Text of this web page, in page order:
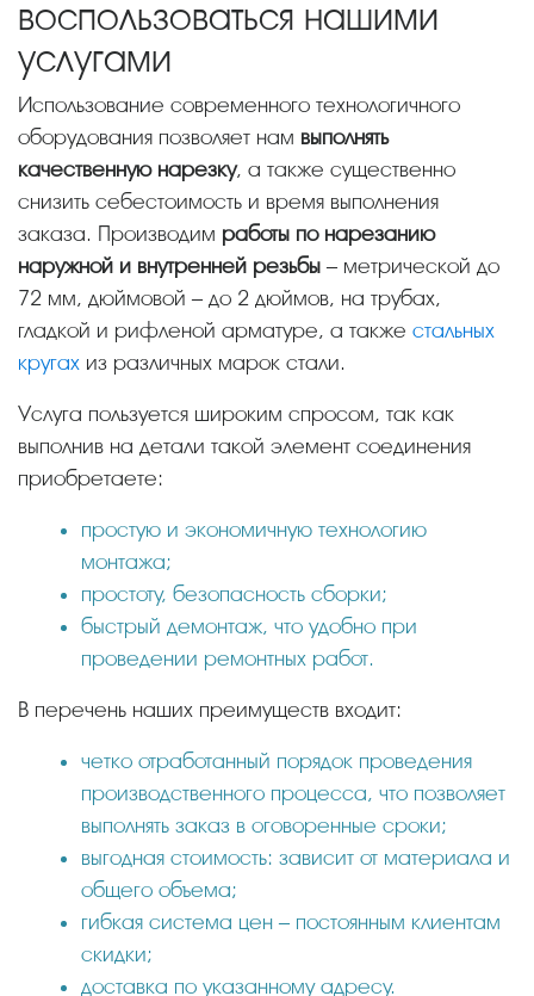
воспользоваться нашими
услугами
Использование современного технологичного
оборудования позволяет нам выполнять
качественную нарезку, а также существенно
снизить себестоимость и время выполнения
заказа. Производим работы по нарезанию
наружной и внутренней резьбы – метрической до
72 мм, дюймовой – до 2 дюймов, на трубах,
гладкой и рифленой арматуре, а также стальных
кругах из различных марок стали.
Услуга пользуется широким спросом, так как
выполнив на детали такой элемент соединения
приобретаете:
простую и экономичную технологию
монтажа;
простоту, безопасность сборки;
быстрый демонтаж, что удобно при
проведении ремонтных работ.
В перечень наших преимуществ входит:
четко отработанный порядок проведения
производственного процесса, что позволяет
выполнять заказ в оговоренные сроки;
выгодная стоимость: зависит от материала и
общего объема;
гибкая система цен – постоянным клиентам
скидки;
доставка по указанному адресу.